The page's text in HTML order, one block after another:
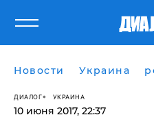
Новости Украина
ДИАЛОГ УКРАИНА
10 июня 2017, 22:37